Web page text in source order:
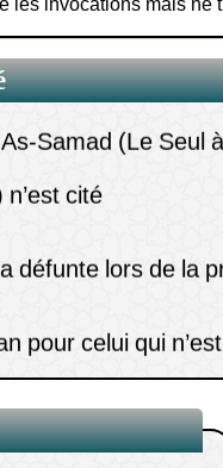
sa vie - Cheikh
Samad (Le Seul
cité
défunte lors de la
pour celui qui
la prière du